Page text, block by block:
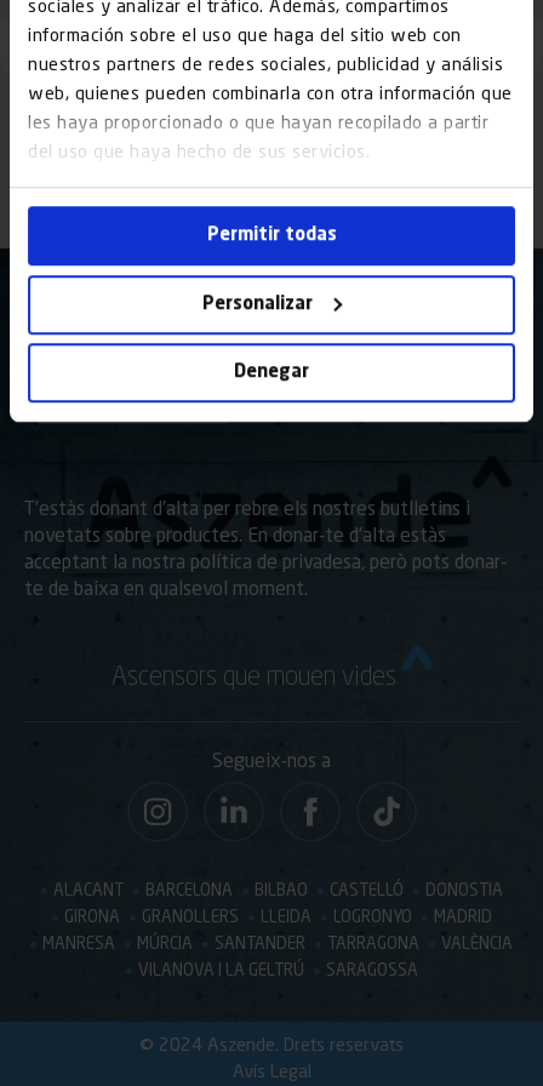
sociales y analizar el tráfico. Además, compartimos
información sobre el uso que haga del sitio web con
nuestros partners de redes sociales, publicidad y análisis
web, quienes pueden combinarla con otra información que
les haya proporcionado o que hayan recopilado a partir
del uso que haya hecho de sus servicios.
Permitir todas
Personalizar
Denegar
He llegit i accepto el
avis legal
T’estàs donant d’alta per rebre els nostres butlletins i
novetats sobre productes. En donar-te d’alta estàs
acceptant la nostra política de privadesa, però pots donar-
te de baixa en qualsevol moment.
Ascensors que mouen vides
Segueix-nos a
ALACANT BARCELONA BILBAO CASTELLÓ
DONOSTIA
GIRONA
GRANOLLERS LLEIDA LOGRONYO
MADRID
MANRESA
MÚRCIA SANTANDER TARRAGONA
VALÈNCIA
VILANOVA I LA GELTRÚ
SARAGOSSA
© 2024 Aszende. Drets reservats
Avís Legal